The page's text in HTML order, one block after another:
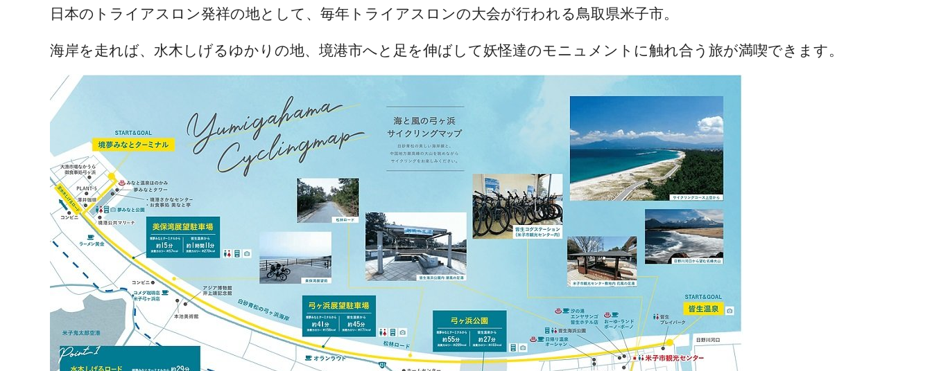
日本のトライアスロン発祥の地として、毎年トライアスロンの大会が行われる鳥取県米子市。
海岸を走れば、水木しげるゆかりの地、境港市へと足を伸ばして妖怪達のモニュメントに触れ合う旅が満喫できます。